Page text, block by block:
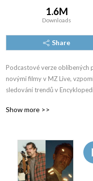
1.6M
Downloads
Share
Podcastové verze oblíbených
novými filmy v MZ Live,
sledování trendů v
Show more >>